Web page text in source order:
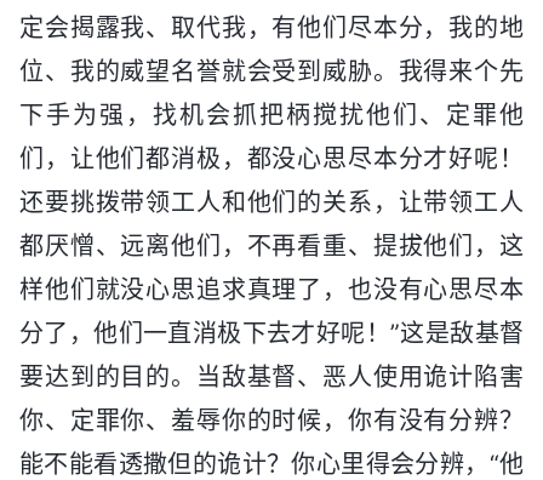
定会揭露我、取代我，有他们尽本分，我的地
位、我的威望名誉就会受到威胁。我得来个先
下手为强，找机会抓把柄搅扰他们、定罪他
们，让他们都消极，都没心思尽本分才好呢！
还要挑拨带领工人和他们的关系，让带领工人
都厌憎、远离他们，不再看重、提拔他们，这
样他们就没心思追求真理了，也没有心思尽本
分了，他们一直消极下去才好呢！”这是敌基督
要达到的目的。当敌基督、恶人使用诡计陷害
你、定罪你、羞辱你的时候，你有没有分辨？
能不能看透撒但的诡计？你心里得会分辨，“他